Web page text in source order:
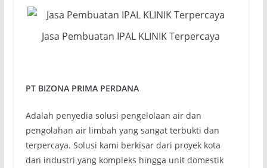
Jasa Pembuatan IPAL KLINIK Terpercaya
PT BIZONA PRIMA PERDANA
Adalah penyedia solusi pengelolaan air dan
pengolahan air limbah yang sangat terbukti dan
terpercaya. Solusi kami berkisar dari proyek kota
dan industri yang kompleks hingga unit domestik